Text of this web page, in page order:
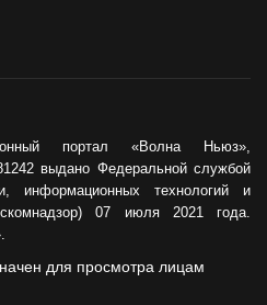
портал «Волна Ньюз»,
выдано Федеральной службой
информационных технологий и
07 июля 2021 года.
для просмотра лицам